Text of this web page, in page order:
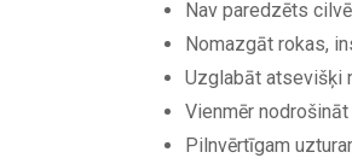
Nav paredzēts
Nomazgāt rokas,
Uzglabāt atsevišķi
Vienmēr
Pilnvērtīgam